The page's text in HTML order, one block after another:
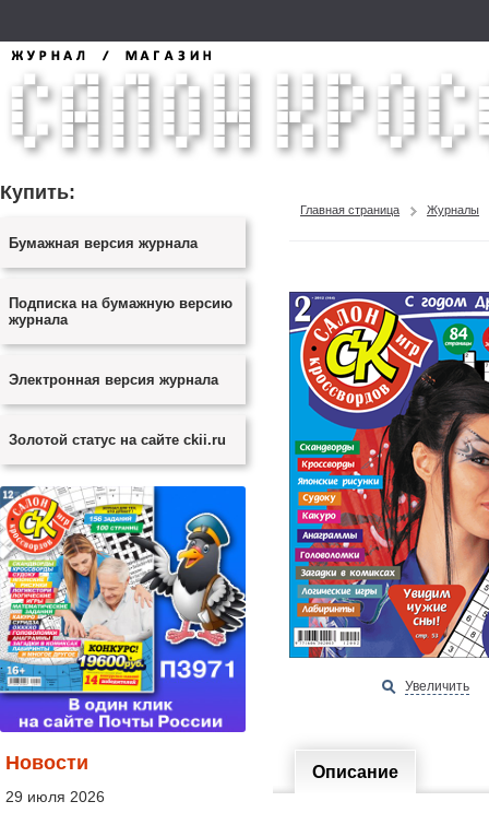
Купить:
Бумажная версия журнала
Подписка на бумажную версию
журнала
Электронная версия журнала
Золотой статус на сайте ckii.ru
Новости
29 июля 2026
Главная страница Журналы
Увеличить
Описание